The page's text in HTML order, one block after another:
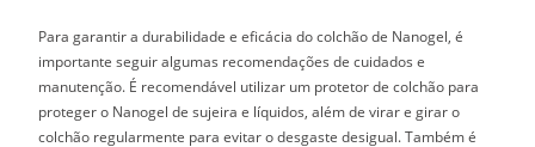
Para garantir a durabilidade e eficácia do colchão de Nanogel, é
importante seguir algumas recomendações de cuidados e
manutenção. É recomendável utilizar um protetor de colchão para
proteger o Nanogel de sujeira e líquidos, além de virar e girar o
colchão regularmente para evitar o desgaste desigual. Também é